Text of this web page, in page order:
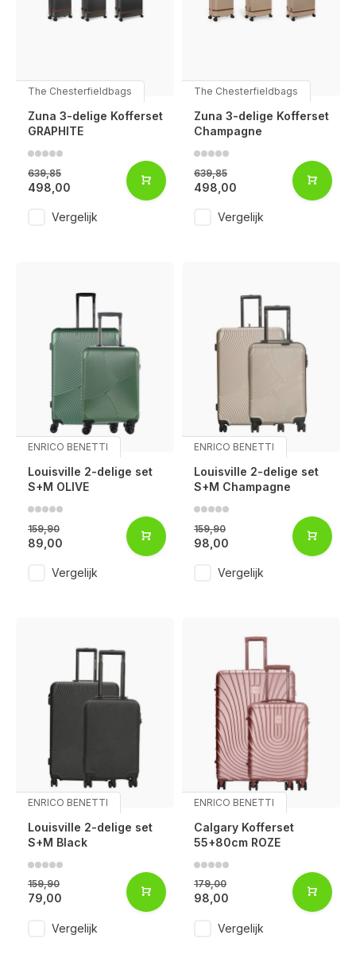
The Chesterfieldbags
Zuna 3-delige Kofferset
GRAPHITE
639,85
498,00
Vergelijk
The Chesterfieldbags
Zuna 3-delige Kofferset
Champagne
639,85
498,00
Vergelijk
ENRICO BENETTI
Louisville 2-delige set
S+M OLIVE
159,90
89,00
Vergelijk
ENRICO BENETTI
Louisville 2-delige set
S+M Champagne
159,90
98,00
Vergelijk
ENRICO BENETTI
Louisville 2-delige set
S+M Black
159,90
79,00
Vergelijk
ENRICO BENETTI
Calgary Kofferset
55+80cm ROZE
179,00
98,00
Vergelijk